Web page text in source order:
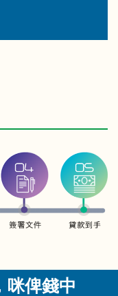
咪俾錢中